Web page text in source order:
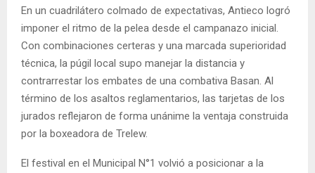
En un cuadrilátero colmado de expectativas, Antieco logró
imponer el ritmo de la pelea desde el campanazo inicial.
Con combinaciones certeras y una marcada superioridad
técnica, la púgil local supo manejar la distancia y
contrarrestar los embates de una combativa Basan. Al
término de los asaltos reglamentarios, las tarjetas de los
jurados reflejaron de forma unánime la ventaja construida
por la boxeadora de Trelew.
El festival en el Municipal N°1 volvió a posicionar a la